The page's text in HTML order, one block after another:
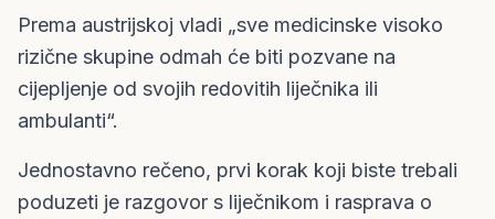
Prema austrijskoj vladi „sve medicinske visoko
rizične skupine odmah će biti pozvane na
cijepljenje od svojih redovitih liječnika ili
ambulanti“.
Jednostavno rečeno, prvi korak koji biste trebali
poduzeti je razgovor s liječnikom i rasprava o